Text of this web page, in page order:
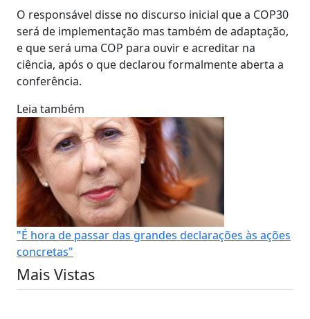
O responsável disse no discurso inicial que a COP30
será de implementação mas também de adaptação,
e que será uma COP para ouvir e acreditar na
ciência, após o que declarou formalmente aberta a
conferência.
Leia também
"É hora de passar das grandes declarações às ações
concretas"
Mais Vistas